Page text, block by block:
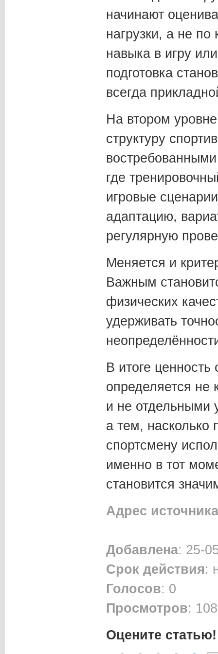
начинают
нагрузки, а не по
навыка в игру
подготовка
всегда
На втором
структуру
где
игровые
адаптацию,
регулярную
Меняется и
Важным
физических
удерживать
В итоге
определяется не
и не
а тем, насколько
спортсмену
именно в тот
становится
Адрес источника
Добавлена: 25-
Срок действия:
Голосов: 0
Просмотров: 108
Оцените статью!